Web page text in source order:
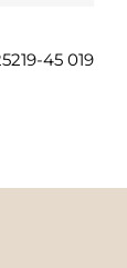
45 019